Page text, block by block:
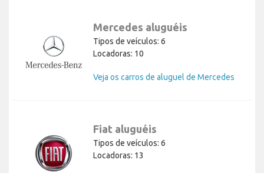
Mercedes aluguéis
Tipos de veículos: 6
Locadoras: 10
Veja os carros de aluguel de Mercedes
Fiat aluguéis
Tipos de veículos: 6
Locadoras: 13